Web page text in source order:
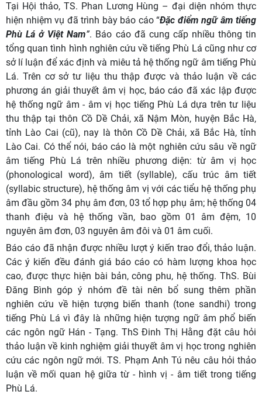
Tại Hội thảo, TS. Phan Lương Hùng – đại diện nhóm thực
hiện nhiệm vụ đã trình bày báo cáo “Đặc điểm ngữ âm tiếng
Phù Lá ở Việt Nam”. Báo cáo đã cung cấp nhiều thông tin
tổng quan tình hình nghiên cứu về tiếng Phù Lá cũng như cơ
sở lí luận để xác định và miêu tả hệ thống ngữ âm tiếng Phù
Lá. Trên cơ sở tư liệu thu thập được và thảo luận về các
phương án giải thuyết âm vị học, báo cáo đã xác lập được
hệ thống ngữ âm - âm vị học tiếng Phù Lá dựa trên tư liệu
thu thập tại thôn Cồ Dề Chải, xã Nậm Mòn, huyện Bắc Hà,
tỉnh Lào Cai (cũ), nay là thôn Cồ Dề Chải, xã Bắc Hà, tỉnh
Lào Cai. Có thể nói, báo cáo là một nghiên cứu sâu về ngữ
âm tiếng Phù Lá trên nhiều phương diện: từ âm vị học
(phonological word), âm tiết (syllable), cấu trúc âm tiết
(syllabic structure), hệ thống âm vị với các tiểu hệ thống phụ
âm đầu gồm 34 phụ âm đơn, 03 tổ hợp phụ âm; hệ thống 04
thanh điệu và hệ thống vần, bao gồm 01 âm đệm, 10
nguyên âm đơn, 03 nguyên âm đôi và 01 âm cuối.
Báo cáo đã nhận được nhiều lượt ý kiến trao đổi, thảo luận.
Các ý kiến đều đánh giá báo cáo có hàm lượng khoa học
cao, được thực hiện bài bản, công phu, hệ thống. ThS. Bùi
Đăng Bình góp ý nhóm đề tài nên bổ sung thêm phần
nghiên cứu về hiện tượng biến thanh (tone sandhi) trong
tiếng Phù Lá vì đây là những hiện tượng ngữ âm phổ biến
các ngôn ngữ Hán - Tạng. ThS Đinh Thị Hằng đặt câu hỏi
thảo luận về kinh nghiệm giải thuyết âm vị học trong nghiên
cứu các ngôn ngữ mới. TS. Phạm Anh Tú nêu câu hỏi thảo
luận về mối quan hệ giữa từ - hình vị - âm tiết trong tiếng
Phù Lá.